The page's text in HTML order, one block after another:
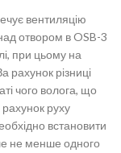
вентиляцію
отвором в OSB-3
при цьому на
рахунок різниці
чого волога, що
руху
встановити
не менше одного